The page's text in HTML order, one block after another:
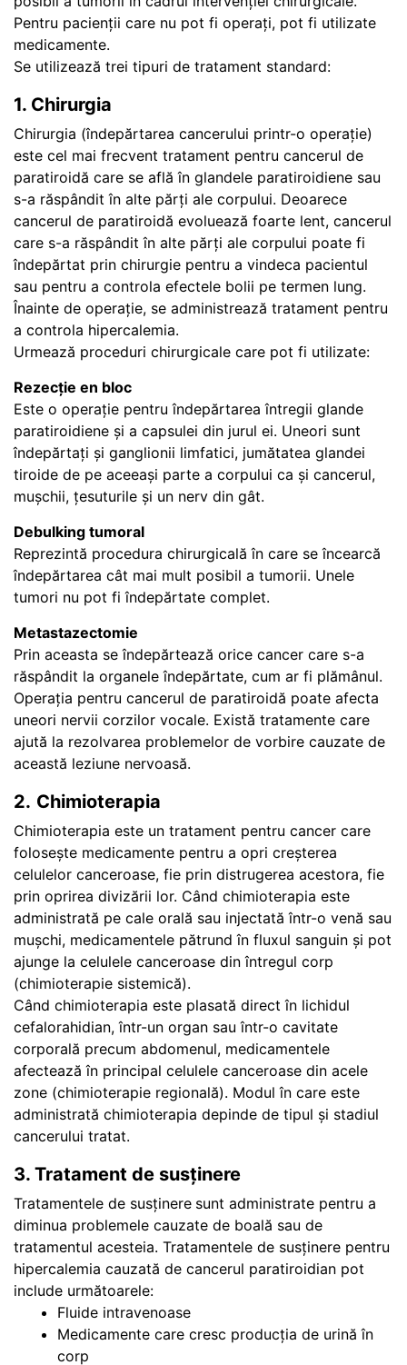
Pentru pacienții care nu pot fi operați, pot fi utilizate
medicamente.
Se utilizează trei tipuri de tratament standard:
1. Chirurgia
Chirurgia (îndepărtarea cancerului printr-o operație)
este cel mai frecvent tratament pentru cancerul de
paratiroidă care se află în glandele paratiroidiene sau
s-a răspândit în alte părți ale corpului. Deoarece
cancerul de paratiroidă evoluează foarte lent, cancerul
care s-a răspândit în alte părți ale corpului poate fi
îndepărtat prin chirurgie pentru a vindeca pacientul
sau pentru a controla efectele bolii pe termen lung.
Înainte de operație, se administrează tratament pentru
a controla hipercalemia.
Urmează proceduri chirurgicale care pot fi utilizate:
Rezecție en bloc
Este o operație pentru îndepărtarea întregii glande
paratiroidiene și a capsulei din jurul ei. Uneori sunt
îndepărtați și ganglionii limfatici, jumătatea glandei
tiroide de pe aceeași parte a corpului ca și cancerul,
mușchii, țesuturile și un nerv din gât.
Debulking tumoral
Reprezintă procedura chirurgicală în care se încearcă
îndepărtarea cât mai mult posibil a tumorii. Unele
tumori nu pot fi îndepărtate complet.
Metastazectomie
Prin aceasta se îndepărtează orice cancer care s-a
răspândit la organele îndepărtate, cum ar fi plămânul.
Operația pentru cancerul de paratiroidă poate afecta
uneori nervii corzilor vocale. Există tratamente care
ajută la rezolvarea problemelor de vorbire cauzate de
această leziune nervoasă.
2. Chimioterapia
Chimioterapia este un tratament pentru cancer care
folosește medicamente pentru a opri creșterea
celulelor canceroase, fie prin distrugerea acestora, fie
prin oprirea divizării lor. Când chimioterapia este
administrată pe cale orală sau injectată într-o venă sau
mușchi, medicamentele pătrund în fluxul sanguin și pot
ajunge la celulele canceroase din întregul corp
(chimioterapie sistemică).
Când chimioterapia este plasată direct în lichidul
cefalorahidian, într-un organ sau într-o cavitate
corporală precum abdomenul, medicamentele
afectează în principal celulele canceroase din acele
zone (chimioterapie regională). Modul în care este
administrată chimioterapia depinde de tipul și stadiul
cancerului tratat.
3. Tratament de susținere
Tratamentele de susținere sunt administrate pentru a
diminua problemele cauzate de boală sau de
tratamentul acesteia. Tratamentele de susținere pentru
hipercalemia cauzată de cancerul paratiroidian pot
include următoarele:
Fluide intravenoase
Medicamente care cresc producția de urină în
corp